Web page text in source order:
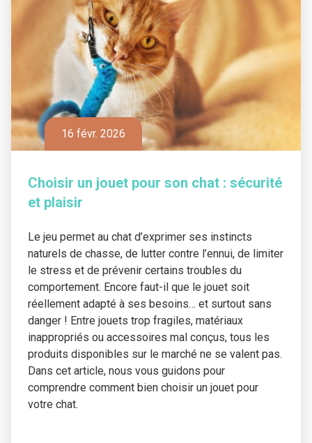
16 févr. 2026
Choisir un jouet pour son chat : sécurité
et plaisir
Le jeu permet au chat d’exprimer ses instincts
naturels de chasse, de lutter contre l’ennui, de limiter
le stress et de prévenir certains troubles du
comportement. Encore faut-il que le jouet soit
réellement adapté à ses besoins… et surtout sans
danger ! Entre jouets trop fragiles, matériaux
inappropriés ou accessoires mal conçus, tous les
produits disponibles sur le marché ne se valent pas.
Dans cet article, nous vous guidons pour
comprendre comment bien choisir un jouet pour
votre chat.